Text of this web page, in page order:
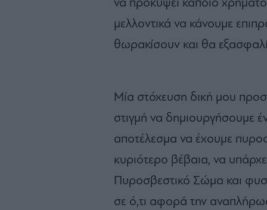
να προκύψει κάποιο
μελλοντικά να κάνουμε
θωρακίσουν και θα
Μία στόχευση δική μου
στιγμή να δημιουργήσουμε
αποτέλεσμα να έχουμε
κυριότερο βέβαια, να
Πυροσβεστικό Σώμα και
σε ό,τι αφορά την